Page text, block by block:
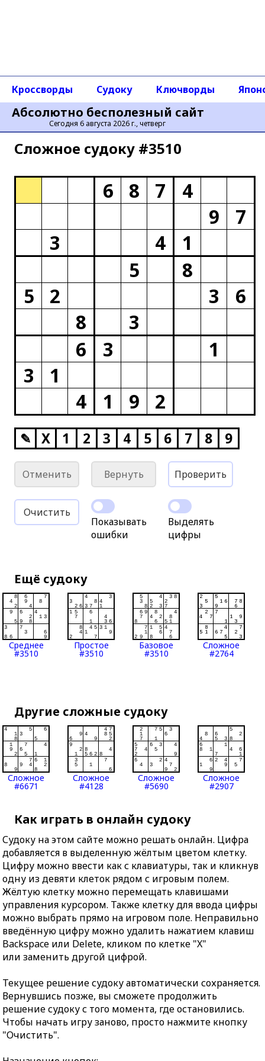
Абсолютно бесполезный сайт
Сегодня 6 августа 2026 г., четверг
Кроссворды Судоку Ключворды
Сложное cудоку #3510
6 8 7
4
9
7
3
4
1
5
8
5
2 3
6
8
3
6
3
1
3
1
4
1 9 2
✎ X 1 2 3 4 5 6 7 8 9
Отменить Вернуть Проверить
Очистить
Показывать
ошибки
Выделять
цифры
Ещё судоку
Среднее
#3510
Простое
#3510
Базовое
#3510
Сложное
#2764
Другие сложные судоку
Сложное
#6671
Сложное
#4128
Сложное
#5690
Сложное
#2907
Как играть в онлайн судоку
Судоку на этом сайте можно решать онлайн. Цифра
добавляется в выделенную жёлтым цветом клетку.
Цифру можно ввести как с клавиатуры, так и кликнув
одну из девяти клеток рядом с игровым полем.
Жёлтую клетку можно перемещать клавишами
управления курсором. Также клетку для ввода цифры
можно выбрать прямо на игровом поле. Неправильно
введённую цифру можно удалить нажатием клавиш
Backspace или Delete, кликом по клетке "X"
или заменить другой цифрой.
Текущее решение судоку автоматически сохраняется.
Вернувшись позже, вы сможете продолжить
решение судоку с того момента, где остановились.
Чтобы начать игру заново, просто нажмите кнопку
"Очистить".